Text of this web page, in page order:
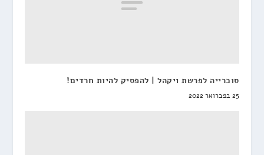
סוכרייה לפרשת ויקהל | להפסיק להיות חרדים!
25 בפברואר 2022